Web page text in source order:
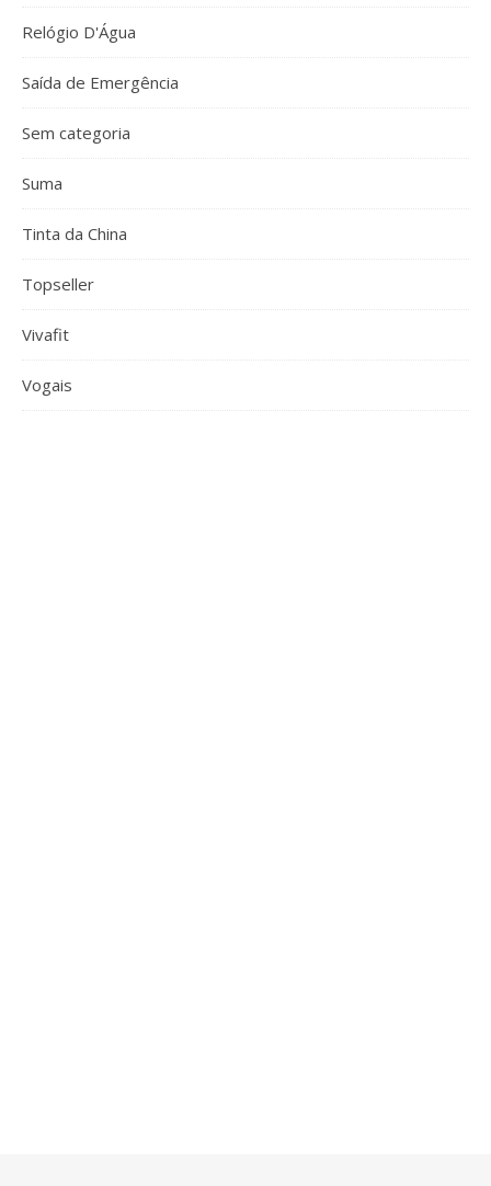
Relógio D'Água
Saída de Emergência
Sem categoria
Suma
Tinta da China
Topseller
Vivafit
Vogais